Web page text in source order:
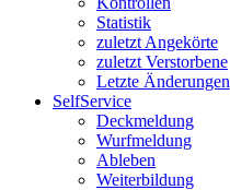
Statistik
zuletzt Angekörte
zuletzt Verstorbene
Letzte Änderungen
SelfService
Deckmeldung
Wurfmeldung
Ableben
Weiterbildung